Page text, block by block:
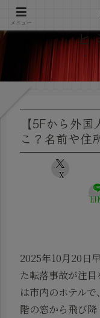
ヒ
【5Fから外
こ？名前や住
X
2025年10月20日
た転落事故が注
は市内のホテル
階の窓から飛び
メニュー